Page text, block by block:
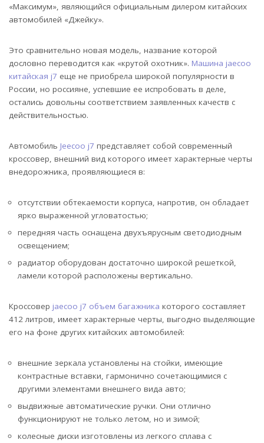
«Максимум», являющийся официальным дилером китайских
автомобилей «Джейку».
Это сравнительно новая модель, название которой
дословно переводится как «крутой охотник». Машина jaecoo
китайская j7 еще не приобрела широкой популярности в
России, но россияне, успевшие ее испробовать в деле,
остались довольны соответствием заявленных качеств с
действительностью.
Автомобиль Jeecoo j7 представляет собой современный
кроссовер, внешний вид которого имеет характерные черты
внедорожника, проявляющиеся в:
отсутствии обтекаемости корпуса, напротив, он обладает
ярко выраженной угловатостью;
передняя часть оснащена двухъярусным светодиодным
освещением;
радиатор оборудован достаточно широкой решеткой,
ламели которой расположены вертикально.
Кроссовер jaecoo j7 объем багажника которого составляет
412 литров, имеет характерные черты, выгодно выделяющие
его на фоне других китайских автомобилей:
внешние зеркала установлены на стойки, имеющие
контрастные вставки, гармонично сочетающимися с
другими элементами внешнего вида авто;
выдвижные автоматические ручки. Они отлично
функционируют не только летом, но и зимой;
колесные диски изготовлены из легкого сплава с